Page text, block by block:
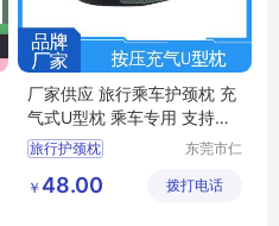
厂家供应 旅行乘车护颈枕 充
气式U型枕 乘车专用 支持定
制
旅行护颈枕
透气U型枕
东莞市仁
技有限公
￥ 48.00 拨打电话